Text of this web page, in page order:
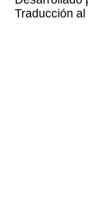
Traducción